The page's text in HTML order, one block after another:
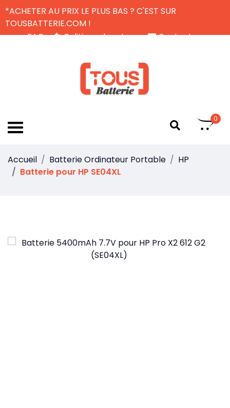
*ACHETER AU PRIX LE PLUS BAS ? C'EST SUR
TOUSBATTERIE.COM !
FAQ
Politique de retour
Contactez-nous
0
Accueil Batterie Ordinateur Portable
HP
Batterie pour HP SE04XL